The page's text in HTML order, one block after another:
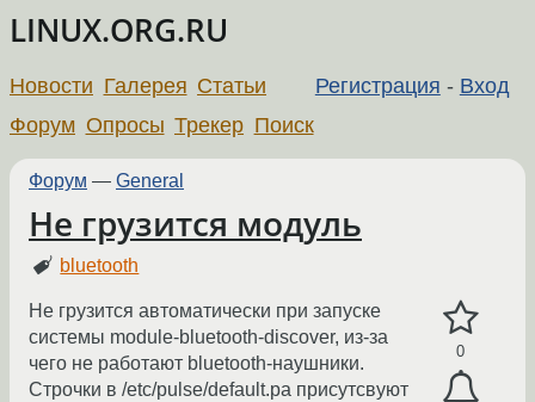
LINUX.ORG.RU
Регистрация - Вход
Новости Галерея Статьи
Форум Опросы Трекер Поиск
Форум — General
Не грузится модуль
bluetooth
0
Не грузится автоматически при запуске
системы module-bluetooth-discover, из-за
чего не работают bluetooth-наушники.
Строчки в /etc/pulse/default.pa присутсвуют